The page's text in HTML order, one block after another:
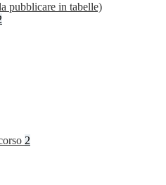
pubblicare in tabelle)
2